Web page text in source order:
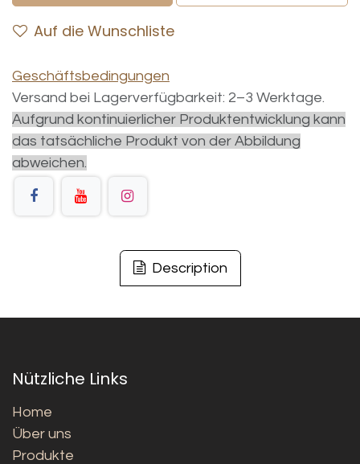
Auf die Wunschliste
Geschäftsbedingungen
Versand bei Lagerverfügbarkeit: 2–3 Werktage.
Aufgrund kontinuierlicher Produktentwicklung kann
das tatsächliche Produkt von der Abbildung
abweichen.
Description
Nützliche Links
Home
Über uns
Produkte